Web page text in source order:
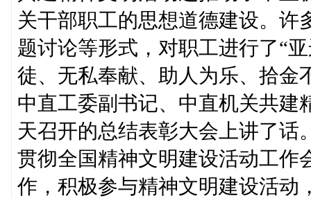
关干部职工的思想道德建设。许
题讨论等形式，对职工进行了“
徒、无私奉献、助人为乐、拾金
中直工委副书记、中直机关共建
天召开的总结表彰大会上讲了话
贯彻全国精神文明建设活动工作
作，积极参与精神文明建设活动